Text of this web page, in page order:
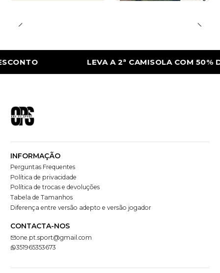
LEVA A 2ª CAMISOLA COM 50% DE
INFORMAÇÃO
Perguntas Frequentes
Política de privacidade
Política de trocas e devoluções
Tabela de Tamanhos
Diferença entre versão adepto e versão jogador
CONTACTA-NOS
one.pt.sport@gmail.com
351965353673